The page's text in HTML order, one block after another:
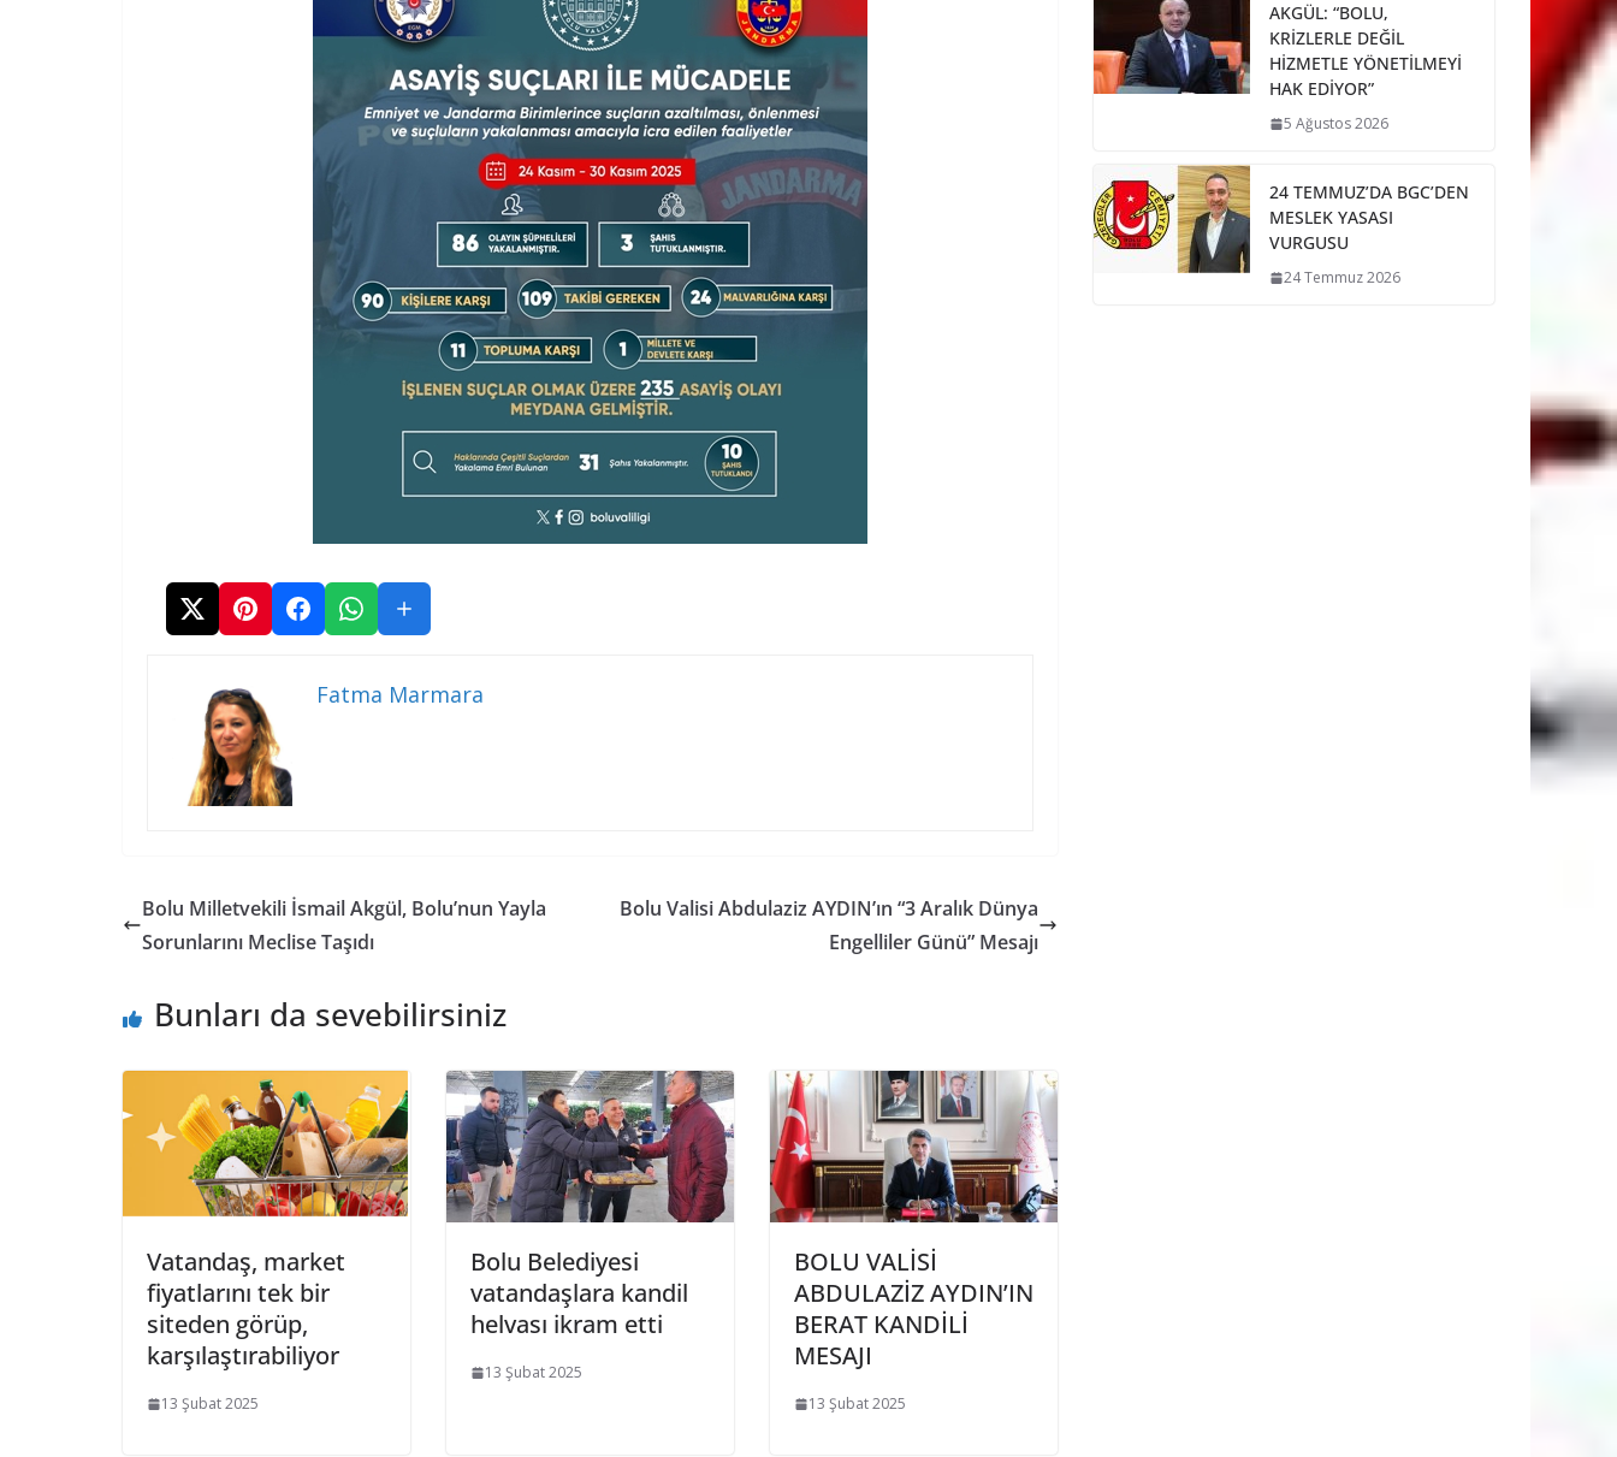
Fatma Marmara
Bolu Milletvekili İsmail Akgül, Bolu’nun Yayla
Sorunlarını Meclise Taşıdı
Bolu Valisi Abdulaziz AYDIN’ın “3 Aralık Dünya
Engelliler Günü” Mesajı
Bunları da sevebilirsiniz
Vatandaş, market
fiyatlarını tek bir
siteden görüp,
karşılaştırabiliyor
13 Şubat 2025
Bolu Belediyesi
vatandaşlara kandil
helvası ikram etti
13 Şubat 2025
BOLU VALİSİ
ABDULAZİZ AYDIN’IN
BERAT KANDİLİ
MESAJI
13 Şubat 2025
AKGÜL: “BOLU,
KRİZLERLE DEĞİL
HİZMETLE YÖNETİLMEYİ
HAK EDİYOR”
5 Ağustos 2026
24 TEMMUZ’DA BGC’DEN
MESLEK YASASI
VURGUSU
24 Temmuz 2026